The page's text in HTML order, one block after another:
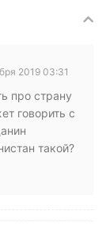
2019 03:31
про страну
говорить с
такой?